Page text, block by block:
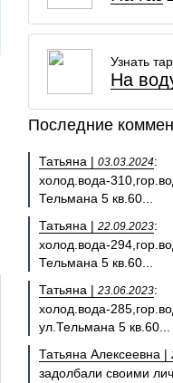
Узнать
На
Последние
Татьяна | 03.03.2024:
холод.вода-
Тельмана 5 кв.60...
Татьяна | 22.09.2023:
холод.вода-
Тельмана 5 кв.60...
Татьяна | 23.06.2023:
холод.вода-
ул.Тельмана 5 кв.60...
Татьяна Алексеевна |
задолбали своими